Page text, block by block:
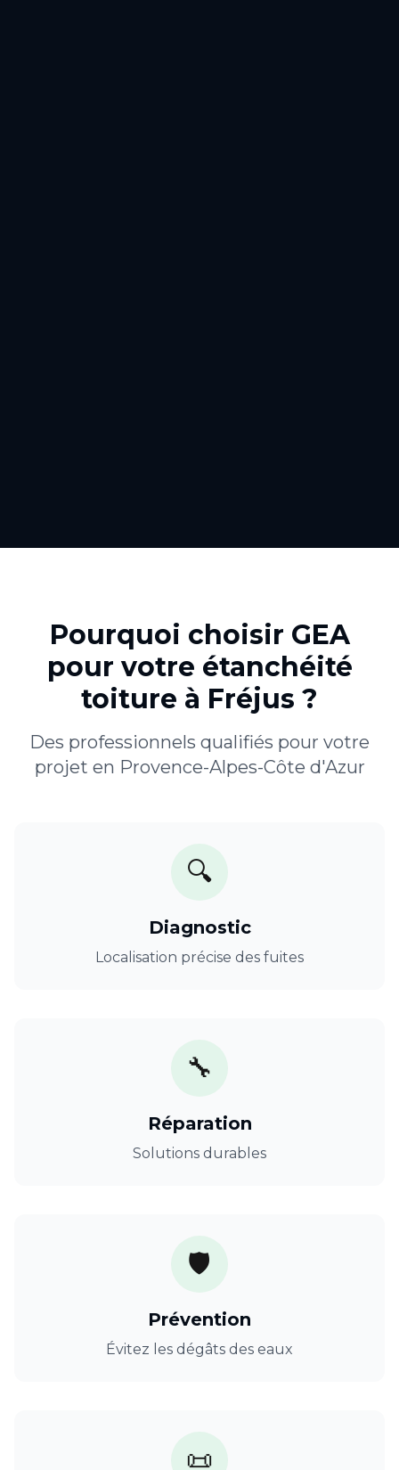
Pourquoi choisir GEA
pour votre étanchéité
toiture à Fréjus ?
Des professionnels qualifiés pour votre
projet en Provence-Alpes-Côte d'Azur
🔍
Diagnostic
Localisation précise des fuites
🔧
Réparation
Solutions durables
🛡️
Prévention
Évitez les dégâts des eaux
📜